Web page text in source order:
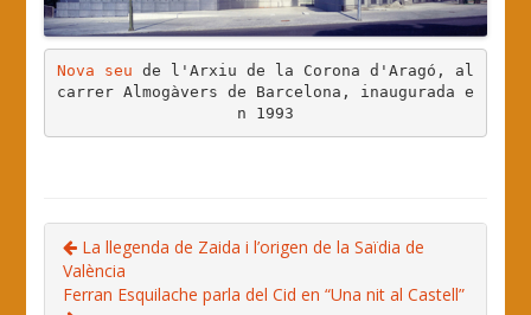
Nova seu de l'Arxiu de la Corona d'Aragó, al
carrer Almogàvers de Barcelona, inaugurada e
n 1993
La llegenda de Zaida i l’origen de la Saïdia de
València
Ferran Esquilache parla del Cid en “Una nit al Castell”